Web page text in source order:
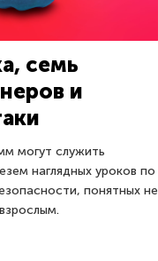
семь
и
могут служить
наглядных уроков по
понятных не